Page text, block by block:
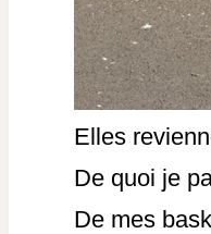
Elles
De quoi je
De mes